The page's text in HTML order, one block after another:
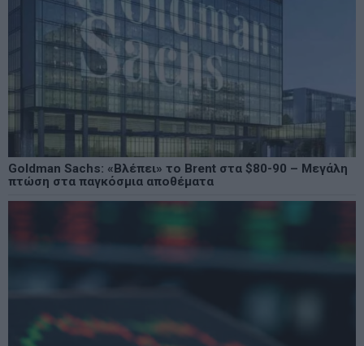
Goldman Sachs: «Βλέπει» το Brent στα $80-90 – Μεγάλη
πτώση στα παγκόσμια αποθέματα